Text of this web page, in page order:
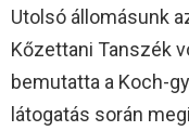
Utolsó állomásunk
Kőzettani Tanszék
bemutatta a Koch-
látogatás során